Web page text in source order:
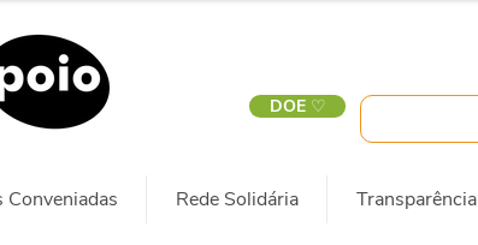
DOE ♡
Conveniadas Rede Solidária Transparência